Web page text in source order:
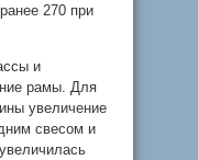
270 при
и
рамы. Для
увеличение
свесом и